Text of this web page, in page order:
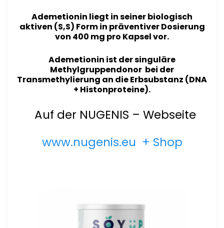
Ademetionin liegt in seiner biologisch
aktiven (S,S) Form in präventiver Dosierung
von 400 mg pro Kapselvor.
Ademetionin ist der singuläre
Methylgruppendonor bei der
Transmethylierung an die Erbsubstanz (DNA
+ Histonproteine).
Auf der NUGENIS – Webseite
www.nugenis.eu + Shop